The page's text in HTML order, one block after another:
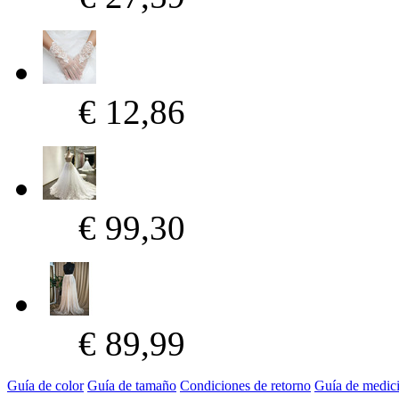
€ 12,86
€ 99,30
€ 89,99
Guía de color Guía de tamaño Condiciones de retorno Guía de